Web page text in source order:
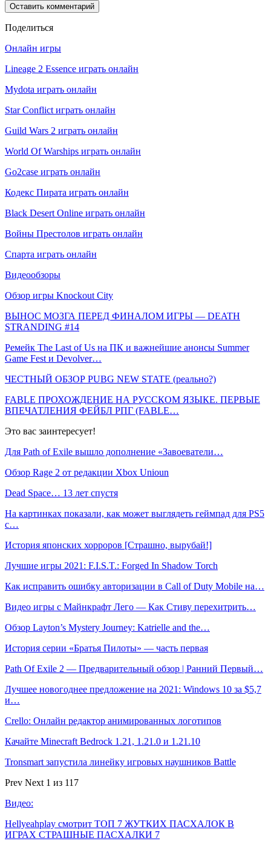
Поделиться
Онлайн игры
Lineage 2 Essence играть онлайн
Mydota играть онлайн
Star Conflict играть онлайн
Guild Wars 2 играть онлайн
World Of Warships играть онлайн
Go2case играть онлайн
Кодекс Пирата играть онлайн
Black Desert Online играть онлайн
Войны Престолов играть онлайн
Спарта играть онлайн
Видеообзоры
Обзор игры Knockout City
ВЫНОС МОЗГА ПЕРЕД ФИНАЛОМ ИГРЫ — DEATH
STRANDING #14
Ремейк The Last of Us на ПК и важнейшие анонсы Summer
Game Fest и Devolver…
ЧЕСТНЫЙ ОБЗОР PUBG NEW STATE (реально?)
FABLE ПРОХОЖДЕНИЕ НА РУССКОМ ЯЗЫКЕ. ПЕРВЫЕ
ВПЕЧАТЛЕНИЯ ФЕЙБЛ РПГ (FABLE…
Это вас заинтересует!
Для Path of Exile вышло дополнение «Завоеватели…
Обзор Rage 2 от редакции Xbox Unioun
Dead Space… 13 лет спустя
На картинках показали, как может выглядеть геймпад для PS5
с…
История японских хорроров [Страшно, вырубай!]
Лучшие игры 2021: F.I.S.T.: Forged In Shadow Torch
Как исправить ошибку авторизации в Call of Duty Mobile на…
Видео игры с Майнкрафт Лего — Как Стиву перехитрить…
Обзор Layton’s Mystery Journey: Katrielle and the…
История серии «Братья Пилоты» — часть первая
Path Of Exile 2 — Предварительный обзор | Ранний Первый…
Лучшее новогоднее предложение на 2021: Windows 10 за $5,7
и…
Crello: Онлайн редактор анимированных логотипов
Качайте Minecraft Bedrock 1.21, 1.21.0 и 1.21.10
Tronsmart запустила линейку игровых наушников Battle
Prev Next 1 из 117
Видео:
Hellyeahplay смотрит ТОП 7 ЖУТКИХ ПАСХАЛОК В
ИГРАХ СТРАШНЫЕ ПАСХАЛКИ 7